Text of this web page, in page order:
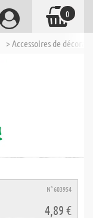
> Accessoires de
N° 603954
4,89 €
0